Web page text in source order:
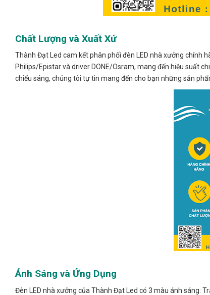
Chất Lượng và Xuất Xứ
Thành Đạt Led cam kết phân phối đèn LED nhà xưởng chính
Philips/Epistar và driver DONE/Osram, mang đến hiệu suất
chiếu sáng, chúng tôi tự tin mang đến cho bạn những sản
Ánh Sáng và Ứng Dụng
Đèn LED nhà xưởng của Thành Đạt Led có 3 màu ánh sáng: